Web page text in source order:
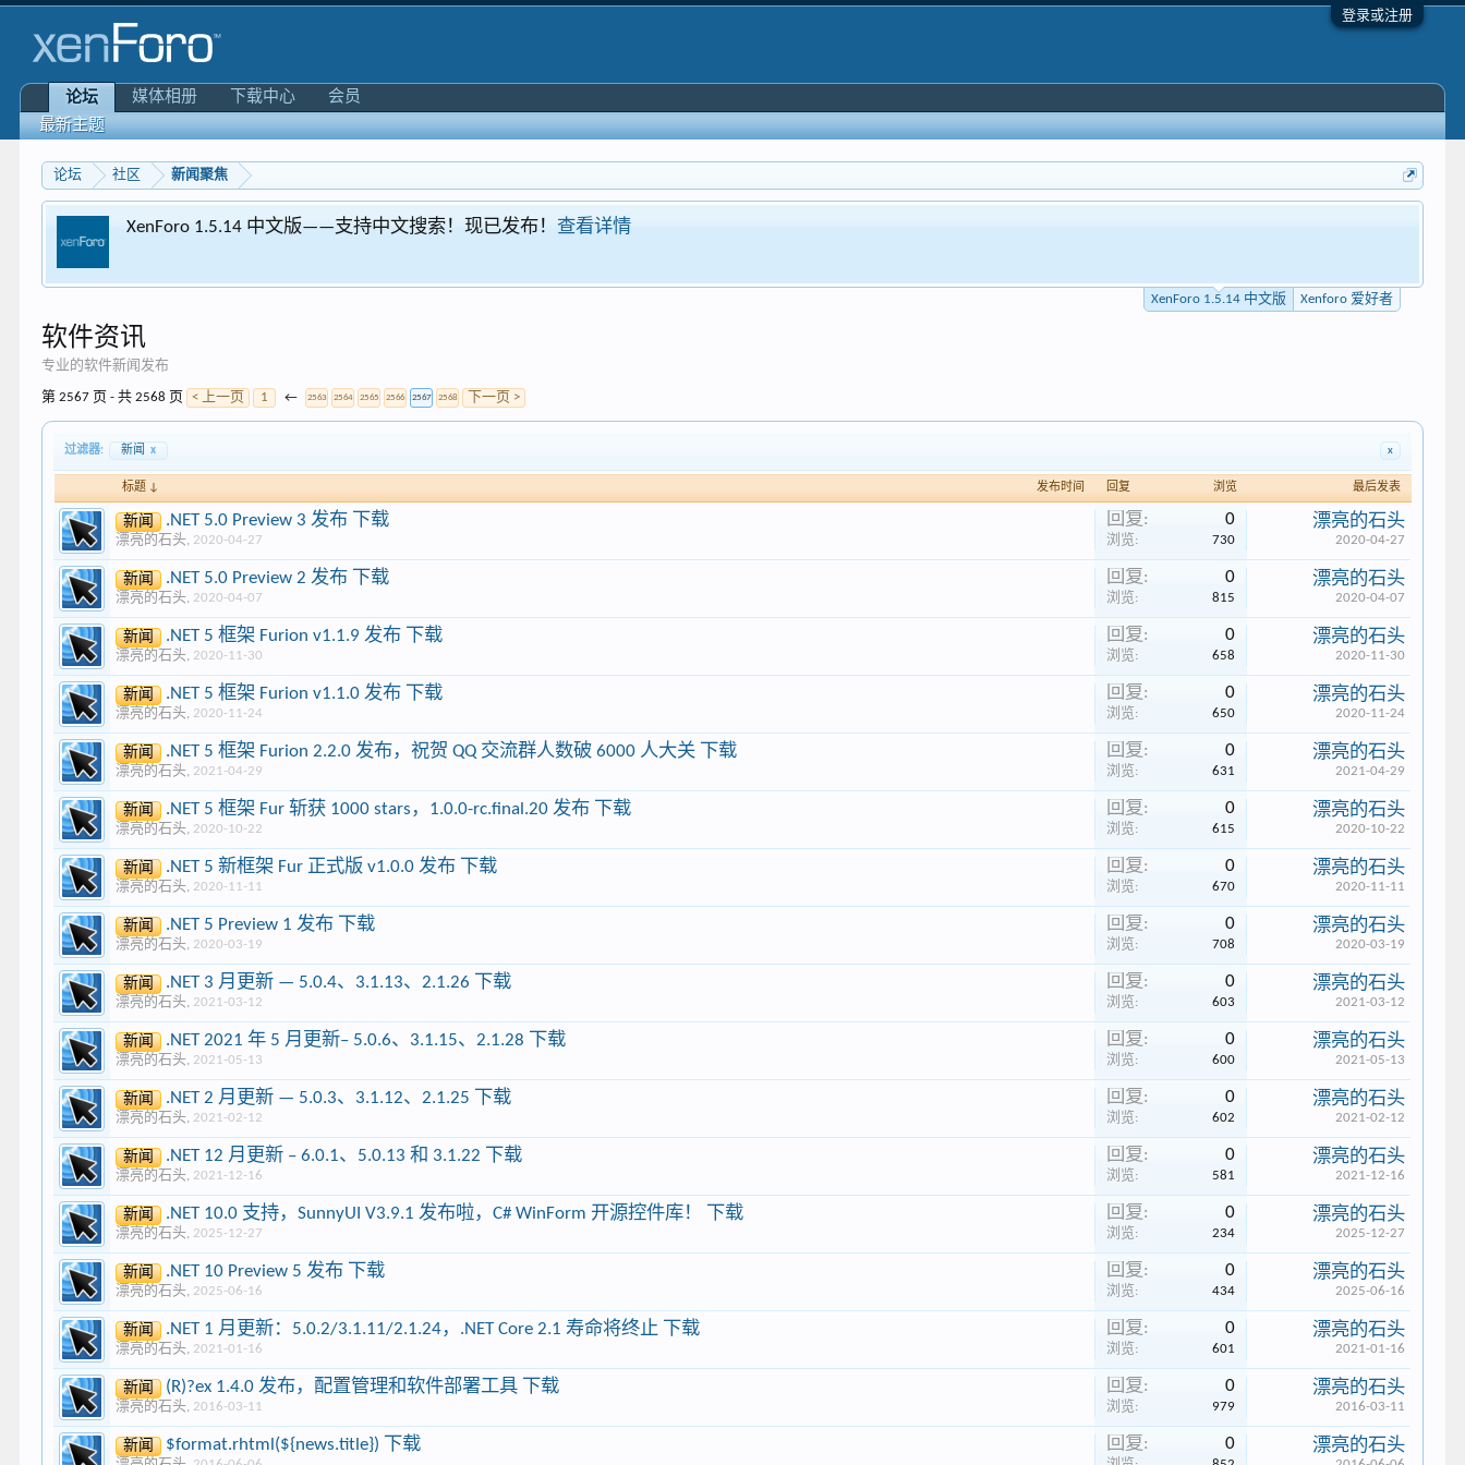
登录或注册
论坛 社区 新闻聚焦
XenForo 1.5.14 中文版——支持中文搜索！现已发布！查看详情
XenForo 1.5.14 中文版 Xenforo 爱好者
软件资讯
专业的软件新闻发布
第 2567 页 - 共 2568 页 < 上一页 1 ← 2563 2564 2565 2566 2567 2568 下一页 >
过滤器: 新闻 x x
标题 ↓ 发布时间 回复 浏览 最后发表
新闻 .NET 5.0 Preview 3 发布 下载
漂亮的石头, 2020-04-27
回复: 0
浏览: 730
漂亮的石头
2020-04-27
新闻 .NET 5.0 Preview 2 发布 下载
漂亮的石头, 2020-04-07
回复: 0
浏览: 815
漂亮的石头
2020-04-07
新闻 .NET 5 框架 Furion v1.1.9 发布 下载
漂亮的石头, 2020-11-30
回复: 0
浏览: 658
漂亮的石头
2020-11-30
新闻 .NET 5 框架 Furion v1.1.0 发布 下载
漂亮的石头, 2020-11-24
回复: 0
浏览: 650
漂亮的石头
2020-11-24
新闻 .NET 5 框架 Furion 2.2.0 发布，祝贺 QQ 交流群人数破 6000 人大关 下载
漂亮的石头, 2021-04-29
回复: 0
浏览: 631
漂亮的石头
2021-04-29
新闻 .NET 5 框架 Fur 斩获 1000 stars，1.0.0-rc.final.20 发布 下载
漂亮的石头, 2020-10-22
回复: 0
浏览: 615
漂亮的石头
2020-10-22
新闻 .NET 5 新框架 Fur 正式版 v1.0.0 发布 下载
漂亮的石头, 2020-11-11
回复: 0
浏览: 670
漂亮的石头
2020-11-11
新闻 .NET 5 Preview 1 发布 下载
漂亮的石头, 2020-03-19
回复: 0
浏览: 708
漂亮的石头
2020-03-19
新闻 .NET 3 月更新 — 5.0.4、3.1.13、2.1.26 下载
漂亮的石头, 2021-03-12
回复: 0
浏览: 603
漂亮的石头
2021-03-12
新闻 .NET 2021 年 5 月更新– 5.0.6、3.1.15、2.1.28 下载
漂亮的石头, 2021-05-13
回复: 0
浏览: 600
漂亮的石头
2021-05-13
新闻 .NET 2 月更新 — 5.0.3、3.1.12、2.1.25 下载
漂亮的石头, 2021-02-12
回复: 0
浏览: 602
漂亮的石头
2021-02-12
新闻 .NET 12 月更新 – 6.0.1、5.0.13 和 3.1.22 下载
漂亮的石头, 2021-12-16
回复: 0
浏览: 581
漂亮的石头
2021-12-16
新闻 .NET 10.0 支持，SunnyUI V3.9.1 发布啦，C# WinForm 开源控件库！ 下载
漂亮的石头, 2025-12-27
回复: 0
浏览: 234
漂亮的石头
2025-12-27
新闻 .NET 10 Preview 5 发布 下载
漂亮的石头, 2025-06-16
回复: 0
浏览: 434
漂亮的石头
2025-06-16
新闻 .NET 1 月更新：5.0.2/3.1.11/2.1.24，.NET Core 2.1 寿命将终止 下载
漂亮的石头, 2021-01-16
回复: 0
浏览: 601
漂亮的石头
2021-01-16
新闻 (R)?ex 1.4.0 发布，配置管理和软件部署工具 下载
漂亮的石头, 2016-03-11
回复: 0
浏览: 979
漂亮的石头
2016-03-11
新闻 $format.rhtml(${news.title}) 下载 回复: 0 漂亮的石头
论坛
最新主题
媒体相册 下载中心 会员